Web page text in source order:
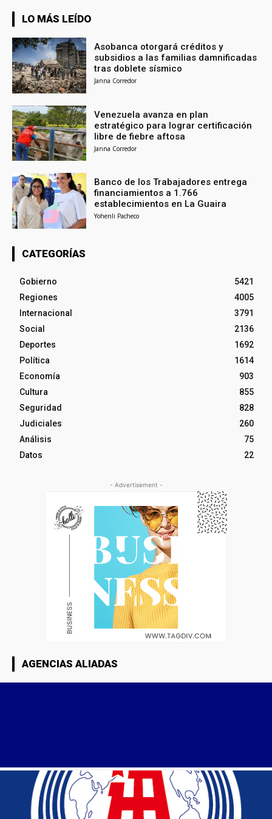
LO MÁS LEÍDO
Asobanca otorgará créditos y
subsidios a las familias damnificadas
tras doblete sísmico
Janna Corredor
Venezuela avanza en plan
estratégico para lograr certificación
libre de fiebre aftosa
Janna Corredor
Banco de los Trabajadores entrega
financiamientos a 1.766
establecimientos en La Guaira
Yohenli Pacheco
CATEGORÍAS
Gobierno
5421
Regiones
4005
Internacional
3791
Social
2136
Deportes
1692
Política
1614
Economía
903
Cultura
855
Seguridad
828
Judiciales
260
Análisis
75
Datos
22
- Advertisement -
AGENCIAS ALIADAS